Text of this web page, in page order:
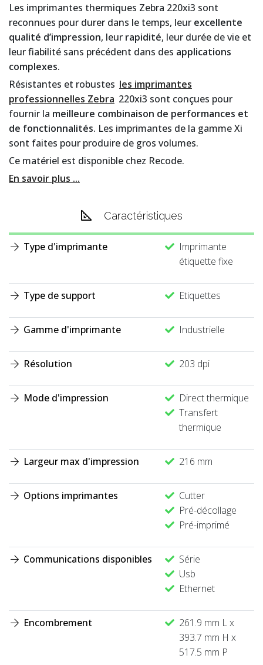
Les imprimantes thermiques Zebra 220xi3 sont
reconnues pour durer dans le temps, leur excellente
qualité d’impression, leur rapidité, leur durée de vie et
leur fiabilité sans précédent dans des applications
complexes.
Résistantes et robustes les imprimantes
professionnelles Zebra 220xi3 sont conçues pour
fournir la meilleure combinaison de performances et
de fonctionnalités. Les imprimantes de la gamme Xi
sont faites pour produire de gros volumes.
Ce matériel est disponible chez Recode.
En savoir plus ...
Caractéristiques
Type d'imprimante
Imprimante
étiquette fixe
Type de support Etiquettes
Gamme d'imprimante Industrielle
Résolution 203 dpi
Mode d'impression
Direct thermique
Transfert
thermique
Largeur max d'impression 216 mm
Options imprimantes
Cutter
Pré-décollage
Pré-imprimé
Communications disponibles
Série
Usb
Ethernet
Encombrement
261.9 mm L x
393.7 mm H x
517.5 mm P